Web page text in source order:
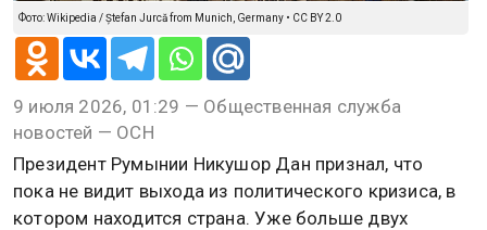
Фото: Wikipedia / Ștefan Jurcă from Munich, Germany • CC BY 2.0
9 июля 2026, 01:29 — Общественная служба
новостей — ОСН
Президент Румынии Никушор Дан признал, что
пока не видит выхода из политического кризиса, в
котором находится страна. Уже больше двух